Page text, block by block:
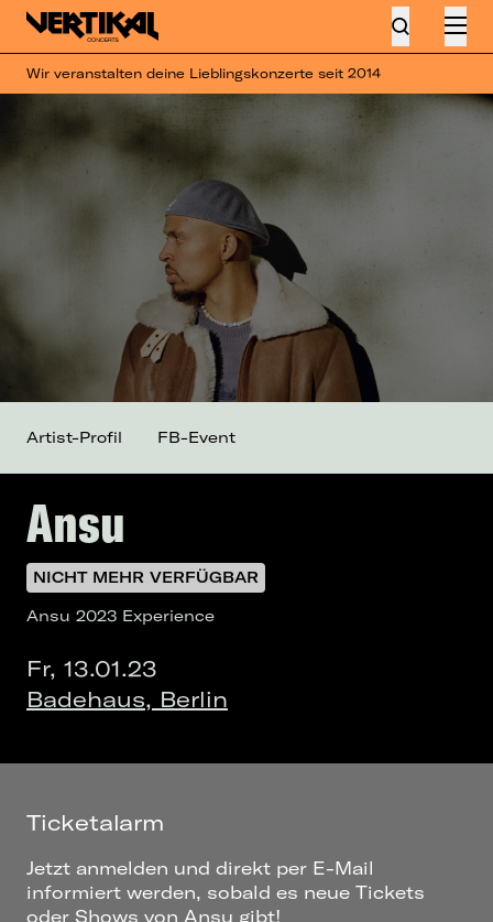
Wir veranstalten deine Lieblingskonzerte seit 2014
Ansu
NICHT MEHR VERFÜGBAR
Ansu 2023 Experience
Fr, 13.01.23
Badehaus, Berlin
Artist-Profil FB-Event
Ticketalarm
Jetzt anmelden und direkt per E-Mail
informiert werden, sobald es neue Tickets
oder Shows von Ansu gibt!